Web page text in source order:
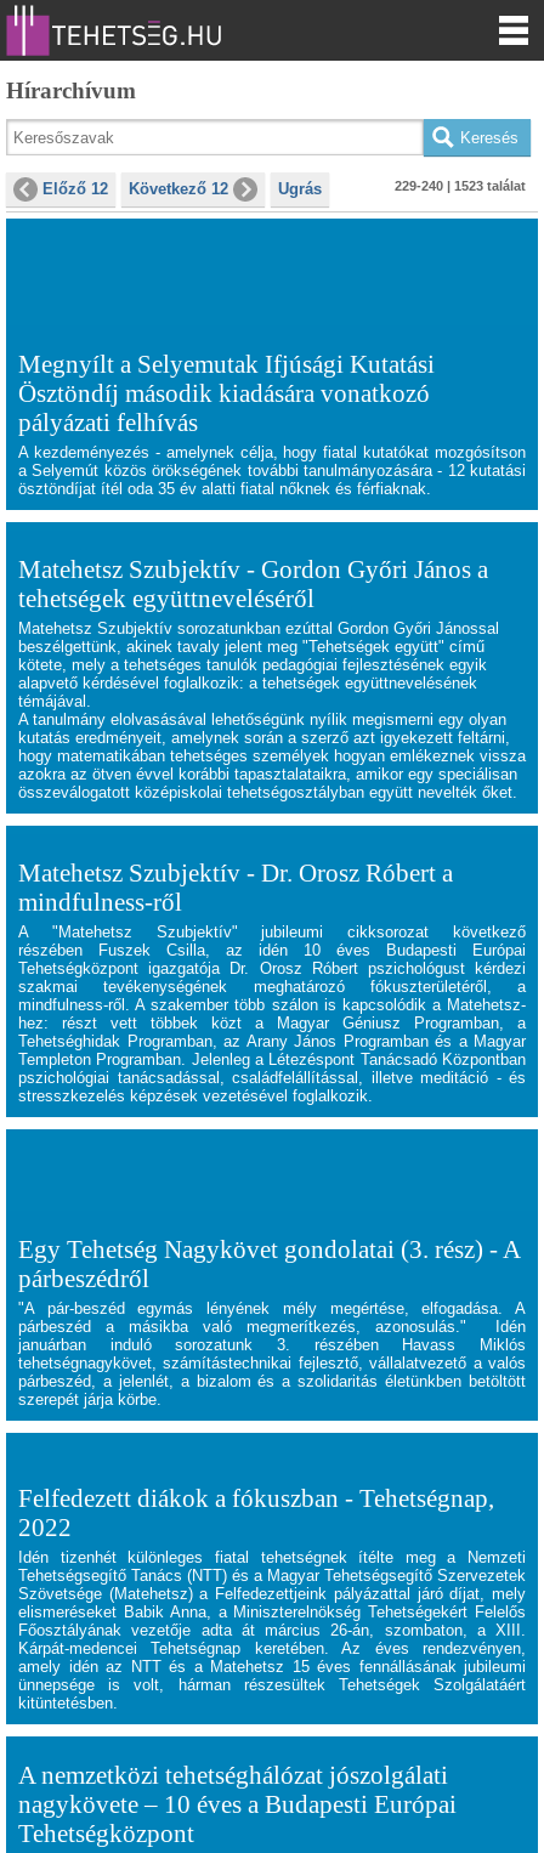
Hírarchívum
Előző 12 Következő 12 Ugrás 229-240 | 1523 találat
Megnyílt a Selyemutak Ifjúsági Kutatási
Ösztöndíj második kiadására vonatkozó
pályázati felhívás
A kezdeményezés - amelynek célja, hogy fiatal kutatókat mozgósítson
a Selyemút közös örökségének további tanulmányozására - 12 kutatási
ösztöndíjat ítél oda 35 év alatti fiatal nőknek és férfiaknak.
Matehetsz Szubjektív - Gordon Győri János a
tehetségek együttneveléséről
Matehetsz Szubjektív sorozatunkban ezúttal Gordon Győri Jánossal
beszélgettünk, akinek tavaly jelent meg "Tehetségek együtt" című
kötete, mely a tehetséges tanulók pedagógiai fejlesztésének egyik
alapvető kérdésével foglalkozik: a tehetségek együttnevelésének
témájával.
A tanulmány elolvasásával lehetőségünk nyílik megismerni egy olyan
kutatás eredményeit, amelynek során a szerző azt igyekezett feltárni,
hogy matematikában tehetséges személyek hogyan emlékeznek vissza
azokra az ötven évvel korábbi tapasztalataikra, amikor egy speciálisan
összeválogatott középiskolai tehetségosztályban együtt nevelték őket.
Matehetsz Szubjektív - Dr. Orosz Róbert a
mindfulness-ről
A "Matehetsz Szubjektív" jubileumi cikksorozat következő
részében
Fuszek Csilla, az idén 10 éves Budapesti Európai
Tehetségközpont igazgatója Dr. Orosz Róbert pszichológust kérdezi
szakmai tevékenységének meghatározó fókuszterületéről, a
mindfulness-ről. A szakember több szálon is kapcsolódik a Matehetsz-
hez: részt vett többek közt a Magyar Géniusz Programban, a
Tehetséghidak Programban, az Arany János Programban és a Magyar
Templeton Programban. Jelenleg a Létezéspont Tanácsadó Központban
pszichológiai tanácsadással, családfelállítással, illetve meditáció - és
stresszkezelés képzések vezetésével foglalkozik.
Egy Tehetség Nagykövet gondolatai (3. rész) - A
párbeszédről
"A pár-beszéd egymás lényének mély megértése, elfogadása. A
párbeszéd a másikba való megmerítkezés, azonosulás."
Idén
januárban induló sorozatunk 3. részében Havass Miklós
tehetségnagykövet, számítástechnikai fejlesztő, vállalatvezető a valós
párbeszéd, a jelenlét, a bizalom és a szolidaritás életünkben betöltött
szerepét járja körbe.
Felfedezett diákok a fókuszban - Tehetségnap,
2022
Idén tizenhét különleges fiatal tehetségnek ítélte meg a Nemzeti
Tehetségsegítő Tanács (NTT) és a Magyar Tehetségsegítő Szervezetek
Szövetsége (Matehetsz) a Felfedezettjeink pályázattal járó díjat, mely
elismeréseket Babik Anna, a Miniszterelnökség Tehetségekért Felelős
Főosztályának vezetője adta át március 26-án, szombaton, a XIII.
Kárpát-medencei Tehetségnap keretében. Az éves rendezvényen,
amely idén az NTT és a Matehetsz 15 éves fennállásának jubileumi
ünnepsége is volt, hárman részesültek Tehetségek Szolgálatáért
kitüntetésben.
A nemzetközi tehetséghálózat jószolgálati
nagykövete – 10 éves a Budapesti Európai
Tehetségközpont